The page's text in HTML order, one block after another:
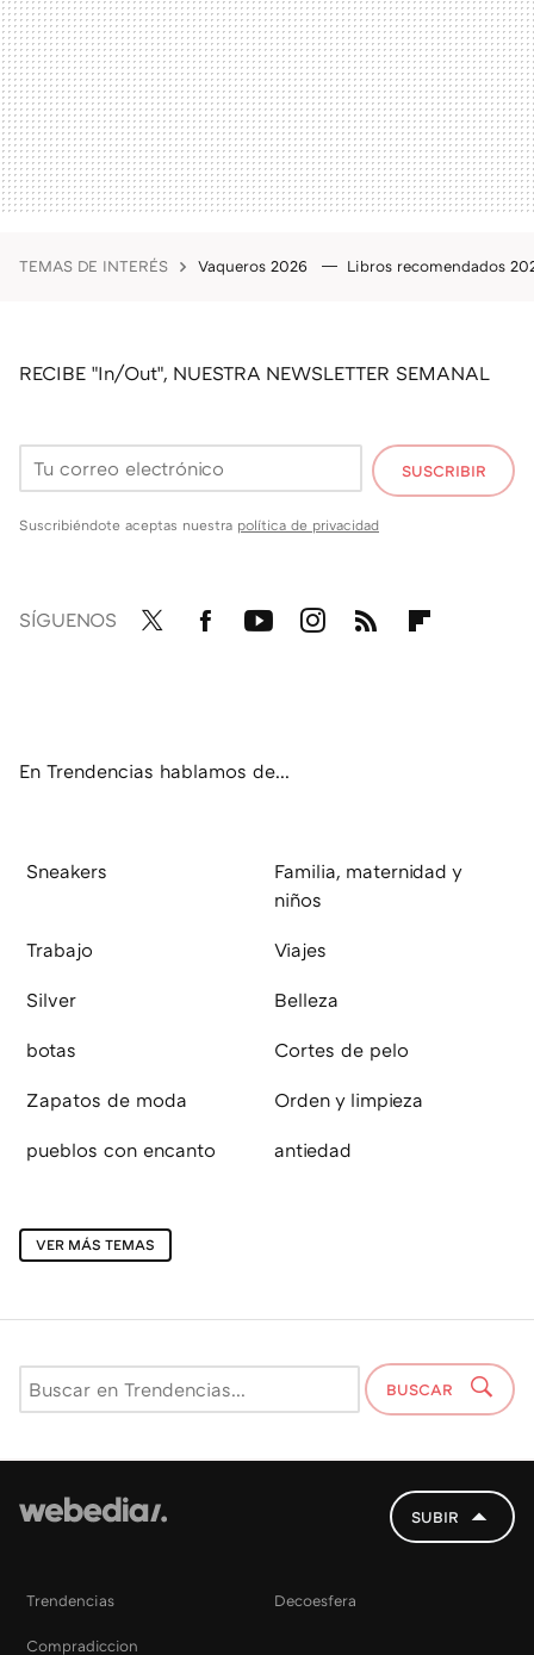
TEMAS DE INTERÉS Vaqueros 2026 Libros recomendados
RECIBE "In/Out", NUESTRA NEWSLETTER SEMANAL
SUSCRIBIR
Suscribiéndote aceptas nuestra política de privacidad
SÍGUENOS
En Trendencias hablamos de...
Sneakers
Familia, maternidad y
niños
Trabajo Viajes
Silver Belleza
botas Cortes de pelo
Zapatos de moda Orden y limpieza
pueblos con encanto antiedad
VER MÁS TEMAS
BUSCAR
SUBIR
Trendencias Decoesfera
Compradiccion